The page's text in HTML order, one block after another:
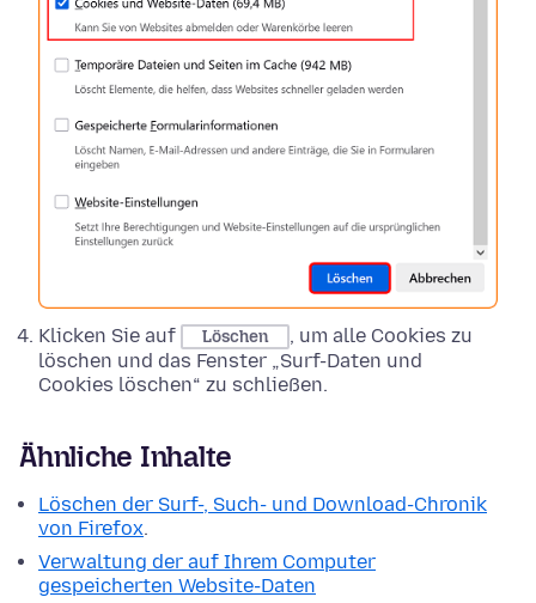
Klicken Sie auf Löschen
, um alle Cookies zu
löschen und das Fenster „Surf-Daten und
Cookies löschen“ zu schließen.
Ähnliche Inhalte
Löschen der Surf-, Such- und Download-Chronik
von Firefox.
Verwaltung der auf Ihrem Computer
gespeicherten Website-Daten